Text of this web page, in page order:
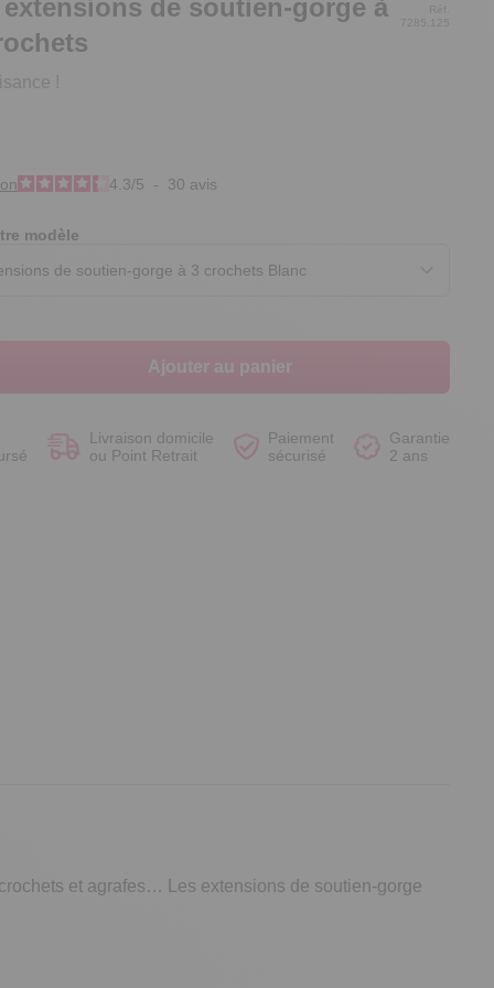
de soutien-gorge à
!
Réf.
7285.125
4.3/5 - 30 avis
modèle
Ajouter au panier
Livraison domicile
ou Point Retrait
Paiement
sécurisé
Garantie
2 ans
et agrafes… Les extensions de soutien-gorge